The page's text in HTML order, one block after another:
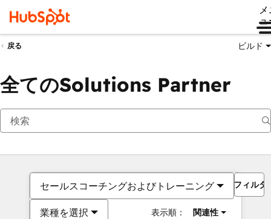
ュ
戻る ビルド
全てのSolutions Partner
セールスコーチングおよびトレーニング
業種を選択 表示順： 関連性
フィルタ